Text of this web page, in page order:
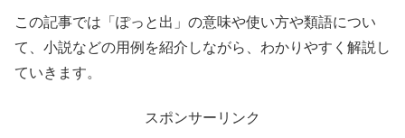
この記事では「ぽっと出」の意味や使い方や類語につい
て、小説などの用例を紹介しながら、わかりやすく解説し
ていきます。
スポンサーリンク